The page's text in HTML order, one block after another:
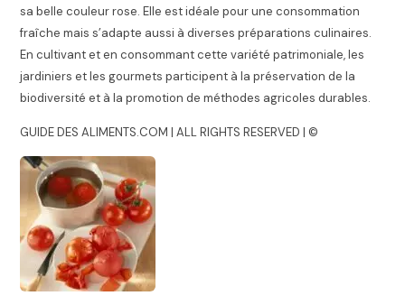
sa belle couleur rose. Elle est idéale pour une consommation
fraîche mais s’adapte aussi à diverses préparations culinaires.
En cultivant et en consommant cette variété patrimoniale, les
jardiniers et les gourmets participent à la préservation de la
biodiversité et à la promotion de méthodes agricoles durables.
GUIDE DES ALIMENTS.COM | ALL RIGHTS RESERVED | ©